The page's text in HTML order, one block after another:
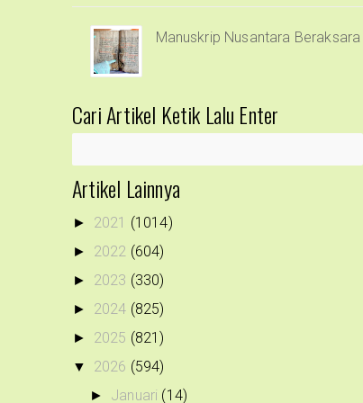
Manuskrip Nusantara
Cari Artikel Ketik Lalu Enter
Artikel Lainnya
► 2021 (1014)
► 2022 (604)
► 2023 (330)
► 2024 (825)
► 2025 (821)
▼ 2026 (594)
► Januari (14)